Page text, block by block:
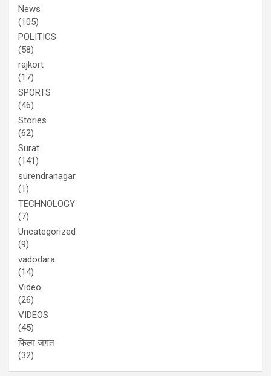
News
(105)
POLITICS
(58)
rajkort
(17)
SPORTS
(46)
Stories
(62)
Surat
(141)
surendranagar
(1)
TECHNOLOGY
(7)
Uncategorized
(9)
vadodara
(14)
Video
(26)
VIDEOS
(45)
फिल्म जगत
(32)